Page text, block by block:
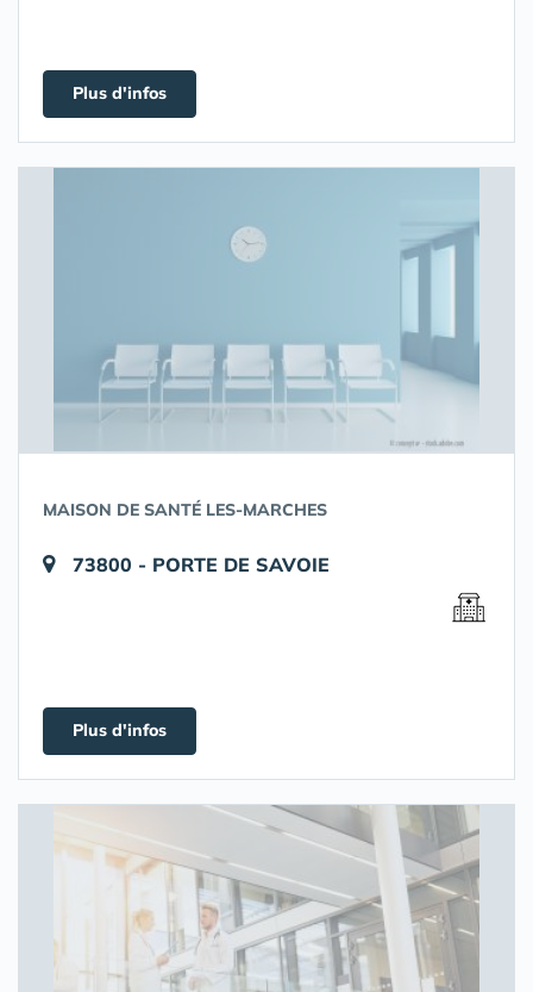
Plus d'infos
MAISON DE SANTÉ LES-MARCHES
73800 - PORTE DE SAVOIE
Plus d'infos